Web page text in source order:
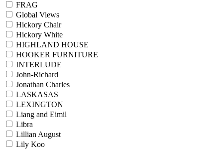
FRAG
Global Views
Hickory Chair
Hickory White
HIGHLAND HOUSE
HOOKER FURNITURE
INTERLUDE
John-Richard
Jonathan Charles
LASKASAS
LEXINGTON
Liang and Eimil
Libra
Lillian August
Lily Koo